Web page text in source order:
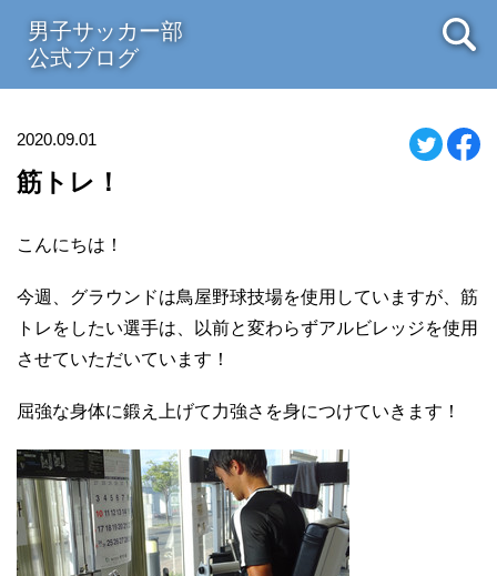
男子サッカー部
公式ブログ
2020.09.01
筋トレ！
こんにちは！
今週、グラウンドは鳥屋野球技場を使用していますが、筋
トレをしたい選手は、以前と変わらずアルビレッジを使用
させていただいています！
屈強な身体に鍛え上げて力強さを身につけていきます！